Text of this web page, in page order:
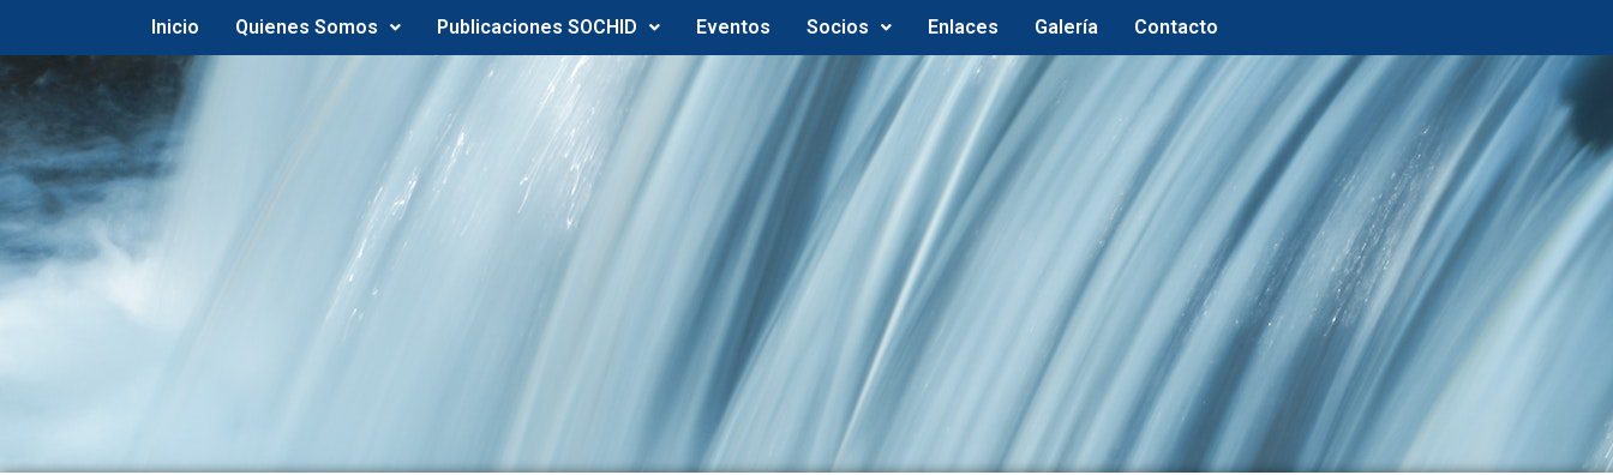
Inicio Quienes Somos Publicaciones SOCHID Eventos Socios Enlaces Galería Contacto